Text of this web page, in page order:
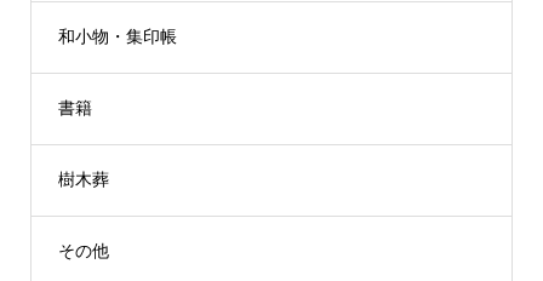
和小物・集印帳
書籍
樹木葬
その他